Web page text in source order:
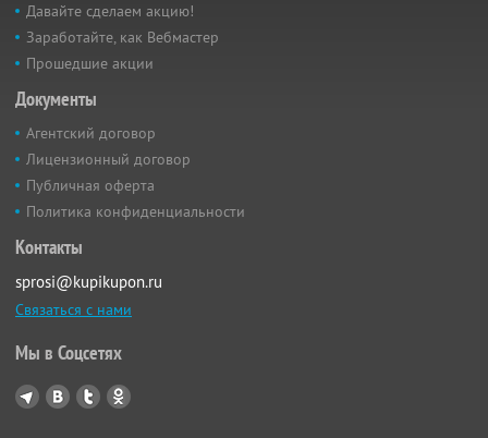
Давайте сделаем акцию!
Заработайте, как Вебмастер
Прошедшие акции
Документы
Агентский договор
Лицензионный договор
Публичная оферта
Политика конфиденциальности
Контакты
sprosi@kupikupon.ru
Связаться с нами
Мы в Соцсетях